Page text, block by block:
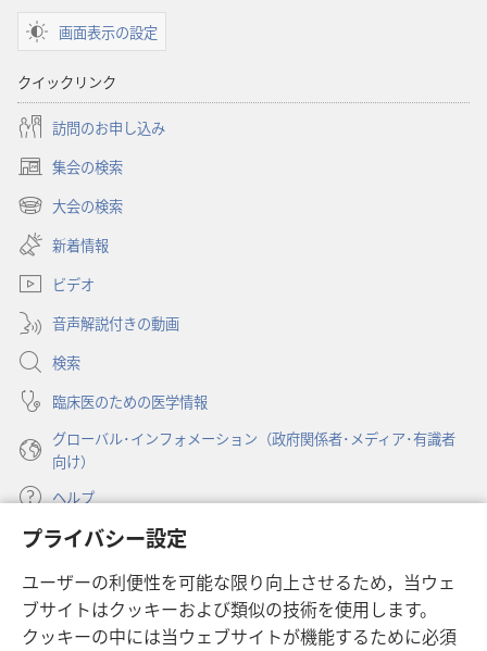
プライバシー設定
ユーザーの利便性を可能な限り向上させるため，当ウェ
ブサイトはクッキーおよび類似の技術を使用します。
クッキーの中には当ウェブサイトが機能するために必須
画面表示の設定
クイックリンク
訪問のお申し込み
集会の検索
（新
し
タ
で
開
く）
大会の検索
（新
し
い
タ
ブ
で
開
く）
新着情報
ビデオ
音声解説付きの動画
検索
臨床医のための医学情報
グローバル･インフォメーション（政府関係者･メディア･有識者
向け）
ヘルプ
寄付
し
い
タ
ものみの塔 オンライン・ライブラリー
（新
し